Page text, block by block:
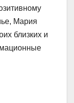
Мария
близких и